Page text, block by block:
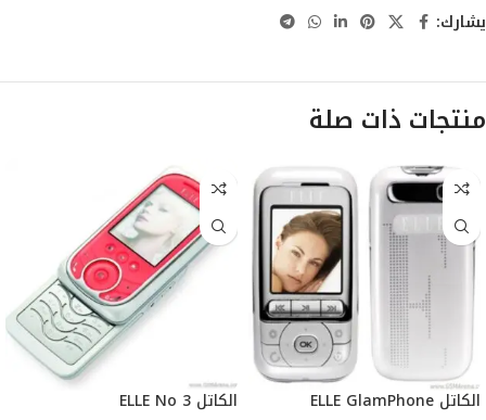
يشارك:
منتجات ذات صلة
الكاتل ELLE GlamPhone
الكاتل ELLE No 3